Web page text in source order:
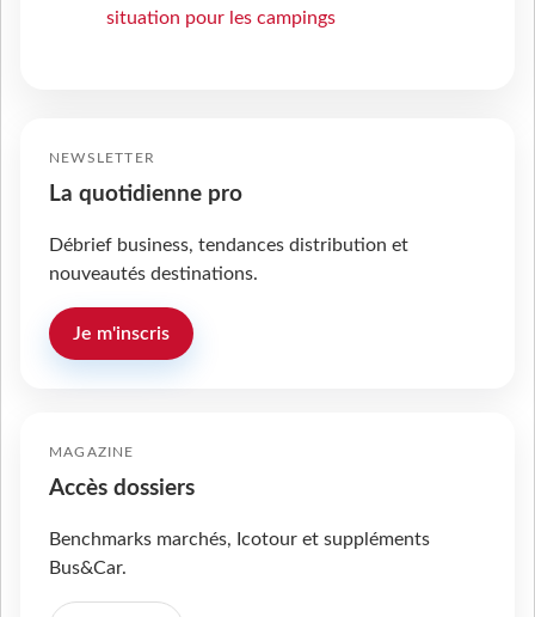
situation pour les campings
NEWSLETTER
La quotidienne pro
Débrief business, tendances distribution et
nouveautés destinations.
Je m'inscris
MAGAZINE
Accès dossiers
Benchmarks marchés, Icotour et suppléments
Bus&Car.